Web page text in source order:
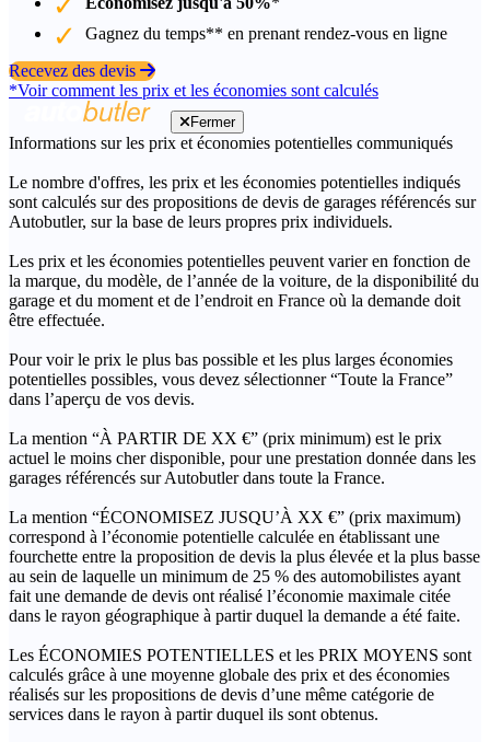
Gagnez du temps** en prenant rendez-vous en ligne
Recevez des devis
*Voir comment les prix et les économies sont calculés
Fermer
Informations sur les prix et économies potentielles communiqués
Le nombre d'offres, les prix et les économies potentielles indiqués
sont calculés sur des propositions de devis de garages référencés sur
Autobutler, sur la base de leurs propres prix individuels.
Les prix et les économies potentielles peuvent varier en fonction de
la marque, du modèle, de l’année de la voiture, de la disponibilité du
garage et du moment et de l’endroit en France où la demande doit
être effectuée.
Pour voir le prix le plus bas possible et les plus larges économies
potentielles possibles, vous devez sélectionner “Toute la France”
dans l’aperçu de vos devis.
La mention “À PARTIR DE XX €” (prix minimum) est le prix
actuel le moins cher disponible, pour une prestation donnée dans les
garages référencés sur Autobutler dans toute la France.
La mention “ÉCONOMISEZ JUSQU’À XX €” (prix maximum)
correspond à l’économie potentielle calculée en établissant une
fourchette entre la proposition de devis la plus élevée et la plus basse
au sein de laquelle un minimum de 25 % des automobilistes ayant
fait une demande de devis ont réalisé l’économie maximale citée
dans le rayon géographique à partir duquel la demande a été faite.
Les ÉCONOMIES POTENTIELLES et les PRIX MOYENS sont
calculés grâce à une moyenne globale des prix et des économies
réalisés sur les propositions de devis d’une même catégorie de
services dans le rayon à partir duquel ils sont obtenus.